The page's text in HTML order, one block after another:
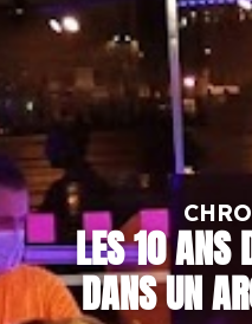
LES 10 ANS
DANS UN